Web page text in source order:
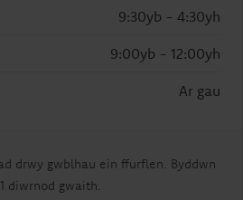
9:30yb - 4:30yh
9:00yb - 12:00yh
Ar gau
drwy gwblhau ein ffurflen. Byddwn
diwrnod gwaith.